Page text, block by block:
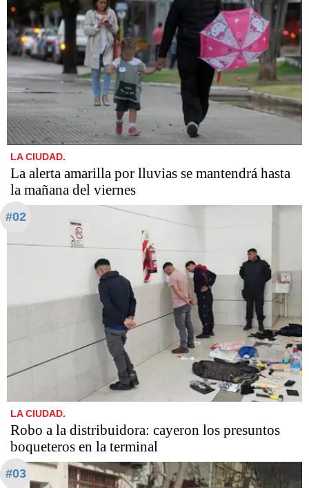
LA CIUDAD.
La alerta amarilla por lluvias se mantendrá hasta
la mañana del viernes
#02
LA CIUDAD.
Robo a la distribuidora: cayeron los presuntos
boqueteros en la terminal
#03